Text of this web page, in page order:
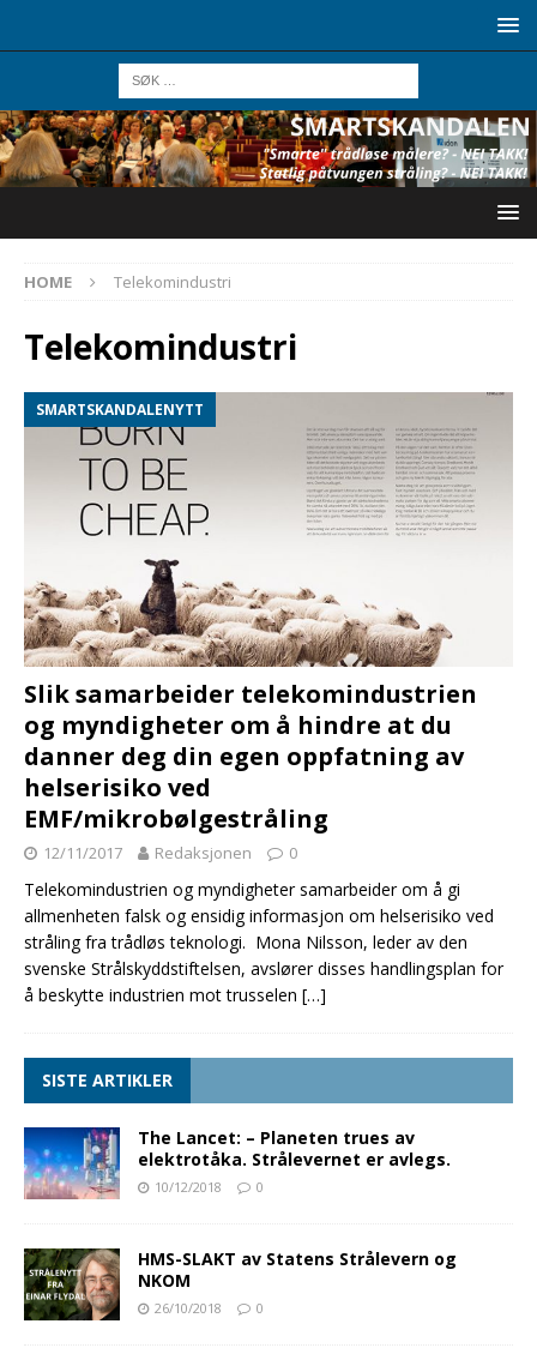
HOME Telekomindustri
Telekomindustri
SMARTSKANDALENYTT
Slik samarbeider telekomindustrien
og myndigheter om å hindre at du
danner deg din egen oppfatning av
helserisiko ved
EMF/mikrobølgestråling
12/11/2017 Redaksjonen 0
Telekomindustrien og myndigheter samarbeider om å gi
allmenheten falsk og ensidig informasjon om helserisiko ved
stråling fra trådløs teknologi. Mona Nilsson, leder av den
svenske Strålskyddstiftelsen, avslører disses handlingsplan for
å beskytte industrien mot trusselen […]
SISTE ARTIKLER
The Lancet: – Planeten trues av
elektrotåka. Strålevernet er avlegs.
10/12/2018 0
HMS-SLAKT av Statens Strålevern og
NKOM
26/10/2018 0